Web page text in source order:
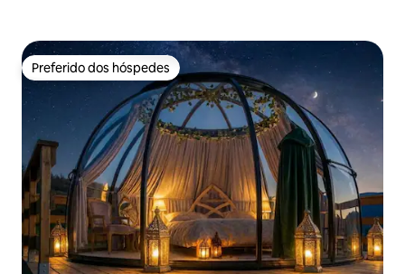
Preferido dos hóspedes
Preferido dos hóspedes